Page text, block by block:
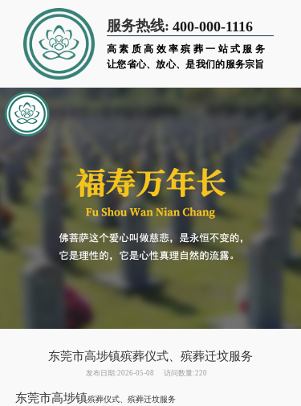
服务热线: 400-000-1116
高素质高效率殡葬一站式服务
让您省心、放心、是我们的服务宗旨
东莞市高埗镇殡葬仪式、殡葬迁坟服务
发布日期:2026-05-08 访问数量:220
东莞市高埗镇殡葬仪式、殡葬迁坟服务